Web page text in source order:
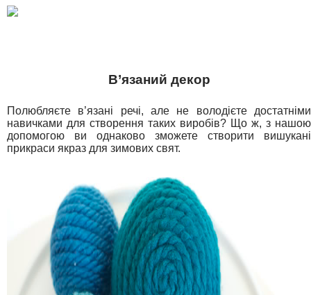
В’язаний декор
Полюбляєте в’язані речі, але не володієте достатніми
навичками для створення таких виробів? Що ж, з нашою
допомогою ви однаково зможете створити вишукані
прикраси якраз для зимових свят.